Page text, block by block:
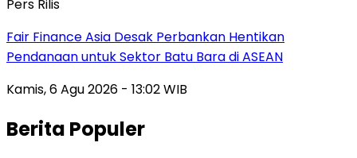
Pers Rilis
Fair Finance Asia Desak Perbankan Hentikan
Pendanaan untuk Sektor Batu Bara di ASEAN
Kamis, 6 Agu 2026 - 13:02 WIB
Berita Populer